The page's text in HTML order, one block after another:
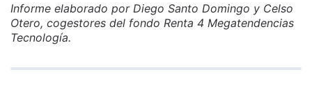
Informe elaborado por Diego Santo Domingo y Celso
Otero, cogestores del fondo Renta 4 Megatendencias
Tecnología.